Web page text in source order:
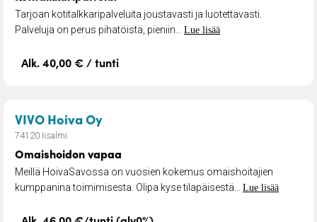
Tarjoan kotitalkkaripalveluita joustavasti ja luotettavasti.
Palveluja on perus pihatöistä, pieniin... Lue lisää
Alk. 40,00 € / tunti
VIVO Hoiva Oy– Omaishoidon vapaa
74120 Iisalmi
Omaishoidon vapaa
Meillä HoivaSavossa on vuosien kokemus omaishoitajien
kumppanina toimimisesta. Olipa kyse tilapäisestä... Lue lisää